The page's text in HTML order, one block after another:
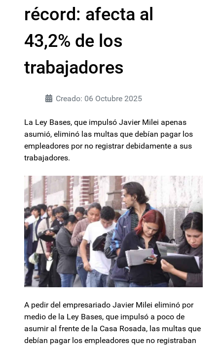
récord: afecta al
43,2% de los
trabajadores
Creado: 06 Octubre 2025
La Ley Bases, que impulsó Javier Milei apenas
asumió, eliminó las multas que debían pagar los
empleadores por no registrar debidamente a sus
trabajadores.
A pedir del empresariado Javier Milei eliminó por
medio de la Ley Bases, que impulsó a poco de
asumir al frente de la Casa Rosada, las multas que
debían pagar los empleadores que no registraban